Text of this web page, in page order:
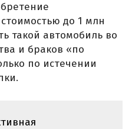
до 1 млн
такой автомобиль во
и браков «по
по истечении